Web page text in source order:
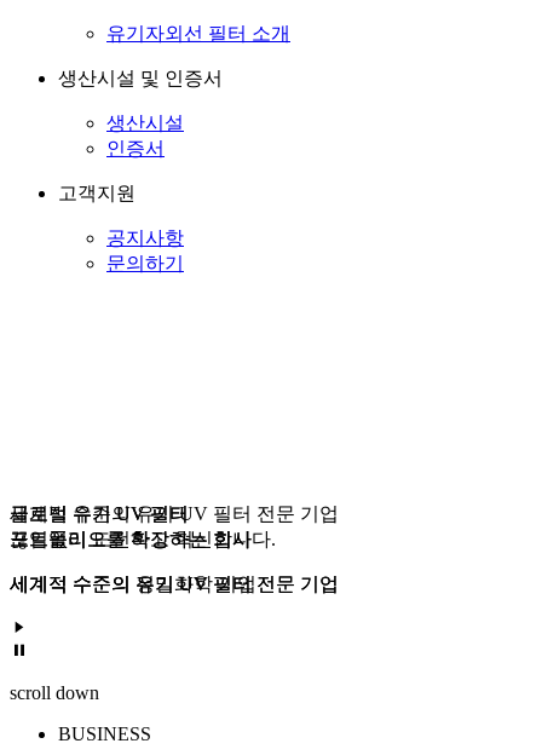
유기자외선 필터 소개
생산시설 및 인증서
생산시설
인증서
고객지원
공지사항
문의하기
글로벌 유기 UV 필터
포트폴리오를 확장하는 회사
세계적 수준의 유기 UV 필터 전문 기업
세계적 수준의 유기 UV 필터 전문 기업
끊임없이 도전하고 혁신합니다.
세계적 수준의 정밀화학 기업
글로벌 유기 UV 필터
포트폴리오를 확장하는 회사
세계적 수준의 유기 UV 필터 전문 기업
scroll down
BUSINESS